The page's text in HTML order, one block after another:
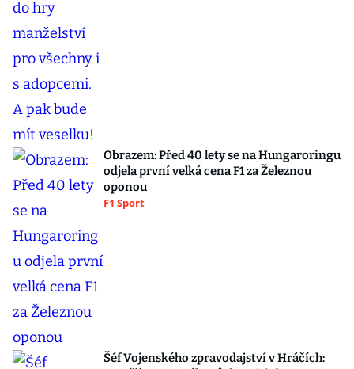
Obrazem: Před 40 lety se na Hungaroringu
odjela první velká cena F1 za Železnou
oponou
F1 Sport
Šéf Vojenského zpravodajství v Hráčích: